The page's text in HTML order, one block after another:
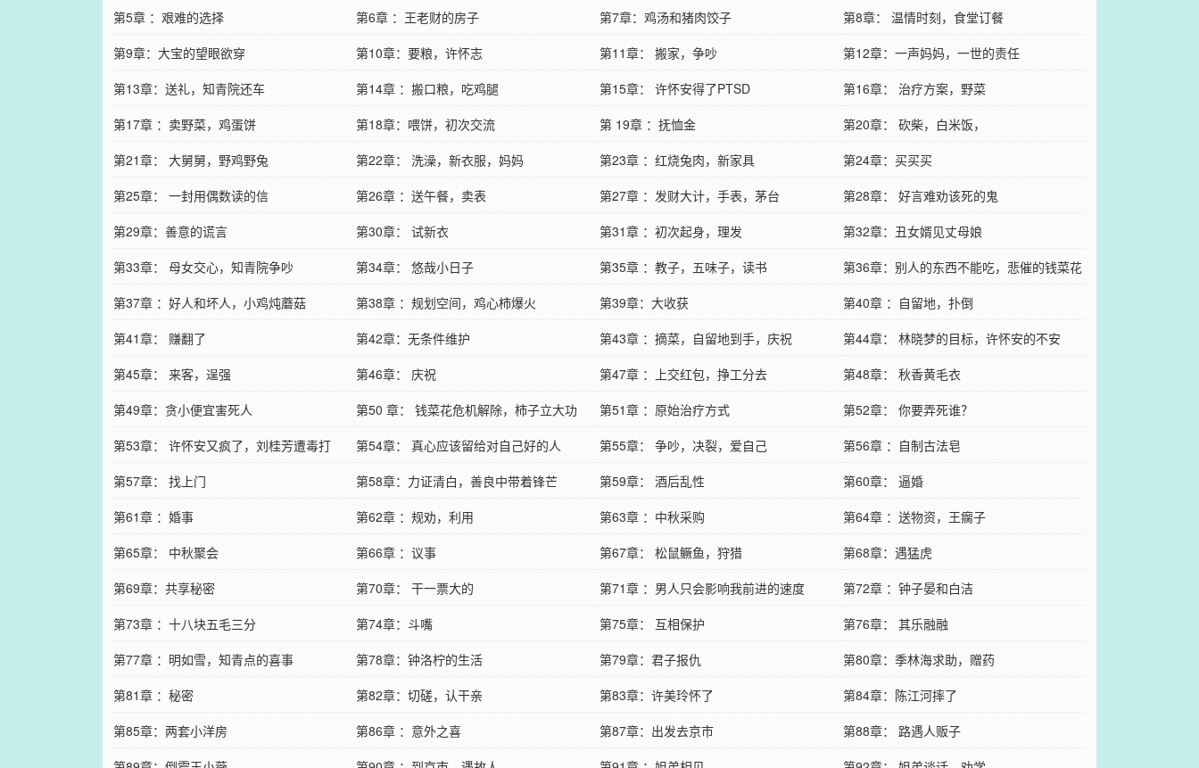
行
第5章 ：艰难的选择
第6章 ：王老财的房子 第7章：鸡汤和猪肉饺子
第8章： 温情时刻，食堂订餐
第9章：大宝的望眼欲穿
第10章：要粮，许怀志 第11章： 搬家，争吵
第12章：一声妈妈，一世的责任
第13章：送礼，知青院还车
第14章 ：搬口粮，吃鸡腿 第15章： 许怀安得了PTSD
第16章： 治疗方案，野菜
第17章 ：卖野菜，鸡蛋饼
第18章：喂饼，初次交流 第 19章 ：抚恤金
第20章： 砍柴，白米饭，
第21章： 大舅舅，野鸡野兔
第22章： 洗澡，新衣服，妈妈 第23章 ：红烧兔肉，新家具
第24章：买买买
第25章： 一封用偶数读的信
第26章 ：送午餐，卖表 第27章 ：发财大计，手表，茅台
第28章： 好言难劝该死的鬼
第29章：善意的谎言
第30章： 试新衣 第31章 ：初次起身，理发
第32章：丑女婿见丈母娘
第33章： 母女交心，知青院争吵
第34章： 悠哉小日子 第35章 ：教子，五味子，读书
第36章：别人的东西不能吃，悲催的钱菜花
第37章 ：好人和坏人，小鸡炖蘑菇
第38章 ：规划空间，鸡心柿爆火 第39章：大收获
第40章 ：自留地，扑倒
第41章： 赚翻了
第42章：无条件维护 第43章 ：摘菜，自留地到手，庆祝
第44章： 林晓梦的目标，许怀安的不安
第45章： 来客，逞强
第46章： 庆祝 第47章 ：上交红包，挣工分去
第48章： 秋香黄毛衣
第49章：贪小便宜害死人
第50 章： 钱菜花危机解除，柿子立大功 第51章 ：原始治疗方式
第52章： 你要弄死谁？
第53章： 许怀安又疯了，刘桂芳遭毒打
第54章： 真心应该留给对自己好的人 第55章： 争吵，决裂，爱自己
第56章 ：自制古法皂
第57章： 找上门
第58章：力证清白，善良中带着锋芒 第59章： 酒后乱性
第60章： 逼婚
第61章 ：婚事
第62章 ：规劝，利用 第63章 ：中秋采购
第64章 ：送物资，王瘸子
第65章： 中秋聚会
第66章 ：议事 第67章： 松鼠鳜鱼，狩猎
第68章：遇猛虎
第69章：共享秘密
第70章： 干一票大的 第71章 ：男人只会影响我前进的速度
第72章 ：钟子晏和白洁
第73章 ：十八块五毛三分
第74章：斗嘴 第75章： 互相保护
第76章： 其乐融融
第77章 ：明如雪，知青点的喜事
第78章：钟洛柠的生活 第79章：君子报仇
第80章：季林海求助，赠药
第81章 ：秘密
第82章：切磋，认干亲 第83章：许美玲怀了
第84章：陈江河摔了
第85章：两套小洋房
第86章 ：意外之喜 第87章：出发去京市
第88章： 路遇人贩子